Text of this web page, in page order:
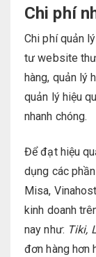
Chi phí
Chi phí quản
tư website
hàng, quản lý
quản lý hiệu
nhanh chóng.
Để đạt hiệu
dụng các
Misa,
kinh doanh
nay như: Tiki,
đơn hàng hơn